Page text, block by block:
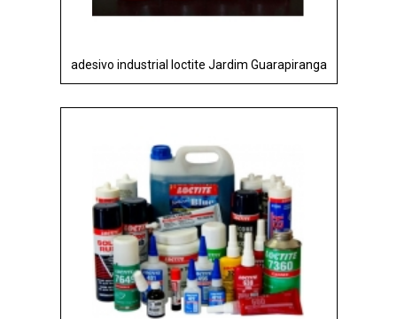
adesivo industrial loctite Jardim Guarapiranga